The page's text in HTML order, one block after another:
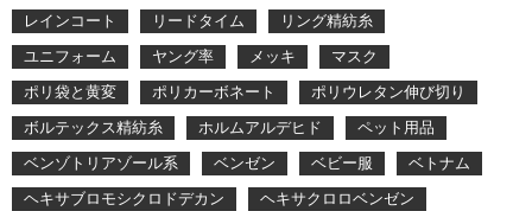
レインコート
リードタイム
リング精紡糸
ユニフォーム
ヤング率 メッキ
マスク
ポリ袋と黄変
ポリカーボネート
ポリウレタン伸び切り
ボルテックス精紡糸
ホルムアルデヒド
ペット用品
ベンゾトリアゾール系
ベンゼン ベビー服
ベトナム
ヘキサブロモシクロドデカン
ヘキサクロロベンゼン